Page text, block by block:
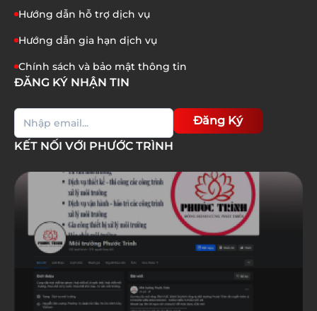
Hướng dẫn hỗ trợ dịch vụ
Hướng dẫn gia hạn dịch vụ
Chính sách và bảo mật thông tin
ĐĂNG KÝ NHẬN TIN
Đăng Ký
KẾT NỐI VỚI PHƯỚC TRÌNH